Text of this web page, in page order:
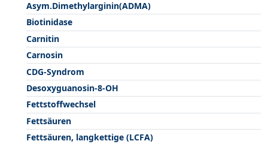
Asym.Dimethylarginin(ADMA)
Biotinidase
Carnitin
Carnosin
CDG-Syndrom
Desoxyguanosin-8-OH
Fettstoffwechsel
Fettsäuren
Fettsäuren, langkettige (LCFA)